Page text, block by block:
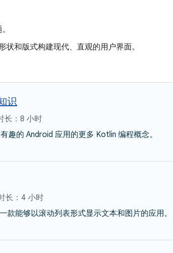
和版式构建现代、直观的用户界面。
识
长：8 小时
趣的 Android 应用的更多 Kotlin 编程概念。
长：4 小时
款能够以滚动列表形式显示文本和图片的应用。